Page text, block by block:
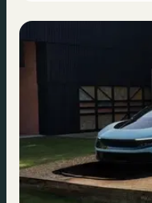
transalpin développe